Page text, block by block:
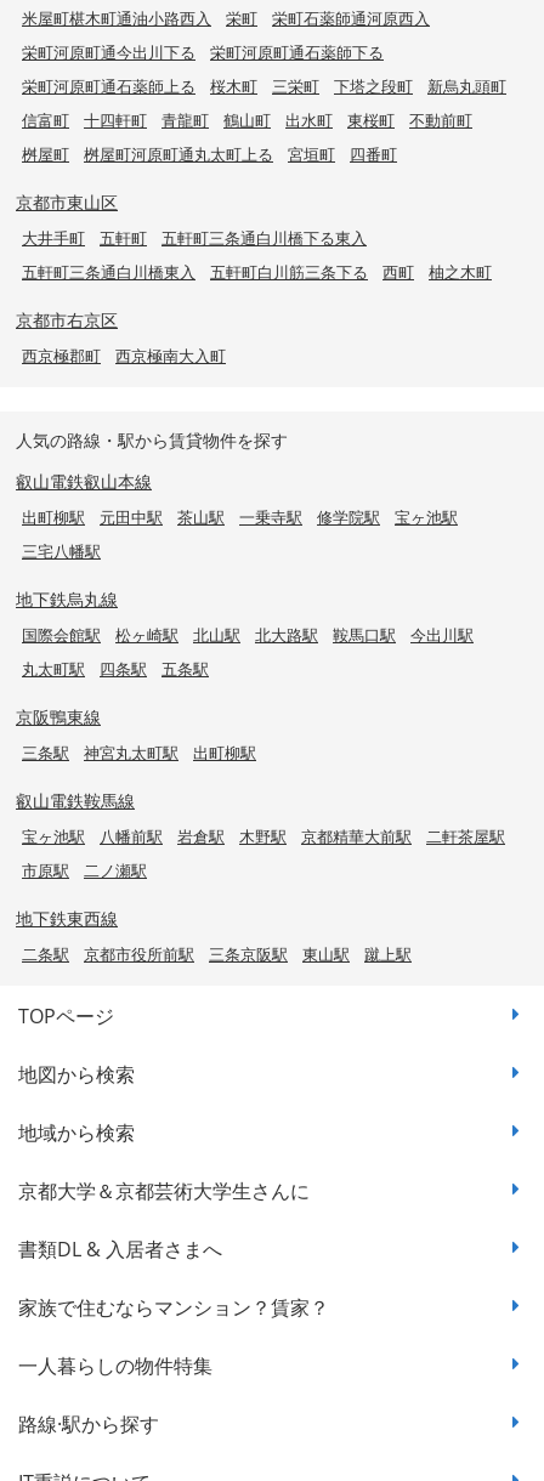
米屋町椹木町通油小路西入
栄町
栄町石薬師通河原西入
栄町河原町通今出川下る
栄町河原町通石薬師下る
栄町河原町通石薬師上る
桜木町 三栄町 下塔之段町
新烏丸頭町
信富町
十四軒町 青龍町 鶴山町 出水町 東桜町
不動前町
桝屋町
桝屋町河原町通丸太町上る 宮垣町 四番町
京都市東山区
大井手町 五軒町
五軒町三条通白川橋下る東入
五軒町三条通白川橋東入
五軒町白川筋三条下る 西町 柚之木町
京都市右京区
西京極郡町 西京極南大入町
人気の路線・駅から賃貸物件を探す
叡山電鉄叡山本線
出町柳駅 元田中駅 茶山駅 一乗寺駅 修学院駅
宝ヶ池駅
三宅八幡駅
地下鉄烏丸線
国際会館駅 松ヶ崎駅 北山駅 北大路駅 鞍馬口駅
今出川駅
丸太町駅
四条駅 五条駅
京阪鴨東線
三条駅 神宮丸太町駅 出町柳駅
叡山電鉄鞍馬線
宝ヶ池駅 八幡前駅 岩倉駅 木野駅 京都精華大前駅
二軒茶屋駅
市原駅
二ノ瀬駅
地下鉄東西線
二条駅 京都市役所前駅 三条京阪駅 東山駅 蹴上駅
TOPページ
地図から検索
地域から検索
京都大学＆京都芸術大学生さんに
書類DL & 入居者さまへ
家族で住むならマンション？賃家？
一人暮らしの物件特集
路線·駅から探す